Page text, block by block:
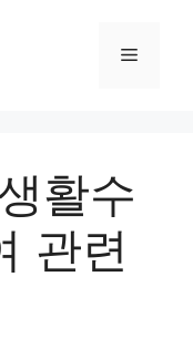
메
활수
관련